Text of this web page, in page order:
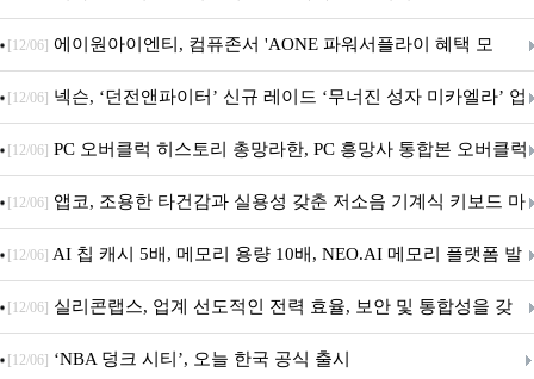
출시
[12/06] 에이원아이엔티, 컴퓨존서 'AONE 파워서플라이 혜택 모
음.ZIP' 이벤트 진행
[12/06] 넥슨, ‘던전앤파이터’ 신규 레이드 ‘무너진 성자 미카엘라’ 업
데이트!
[12/06] PC 오버클럭 히스토리 총망라한, PC 흥망사 통합본 오버클럭
특집(1-4편)
[12/06] 앱코, 조용한 타건감과 실용성 갖춘 저소음 기계식 키보드 마
우스 세트 'KM580' 출시
[12/06] AI 칩 캐시 5배, 메모리 용량 10배, NEO.AI 메모리 플랫폼 발
표
[12/06] 실리콘랩스, 업계 선도적인 전력 효율, 보안 및 통합성을 갖
춘 초저전력 블루투스 LE SoC ‘BG2B’ 공개
[12/06] ‘NBA 덩크 시티’, 오늘 한국 공식 출시